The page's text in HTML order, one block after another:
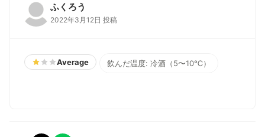
ふくろう
2022年3月12日 投稿
Average 飲んだ温度: 冷酒（5〜10℃）